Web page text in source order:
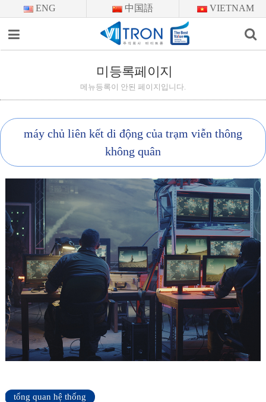
ENG 中国語 VIETNAM
이메일을
답변이
미등록페이지
미등록페이지
메뉴등록이 안된 페이지입니다.
máy chủ liên kết di động của trạm viễn thông
không quân
tổng quan hệ thống